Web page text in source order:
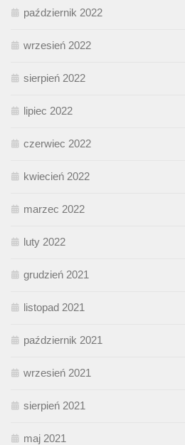
październik 2022
wrzesień 2022
sierpień 2022
lipiec 2022
czerwiec 2022
kwiecień 2022
marzec 2022
luty 2022
grudzień 2021
listopad 2021
październik 2021
wrzesień 2021
sierpień 2021
maj 2021